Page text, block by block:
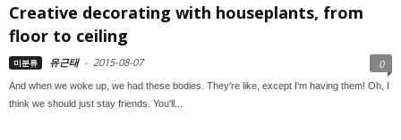
Creative decorating with houseplants, from
floor to ceiling
미분류 유근태 - 2015-08-07 0
And when we woke up, we had these bodies. They're like, except I'm having them! Oh, I
think we should just stay friends. You'll...